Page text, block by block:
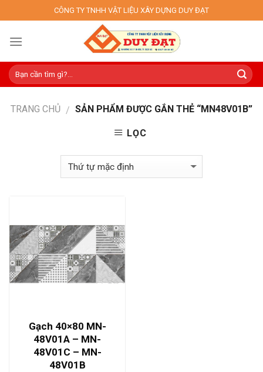
to
content
CÔNG TY TNHH VẬT LIỆU XÂY DỰNG DUY ĐẠT
TRANG CHỦ / SẢN PHẨM ĐƯỢC GẮN THẺ “MN48V01B”
LỌC
Gạch 40×80 MN-
48V01A – MN-
48V01C – MN-
48V01B